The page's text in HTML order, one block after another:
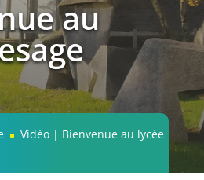
au
^ Vidéo | Bienvenue au lycée